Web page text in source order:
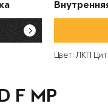
Цвет: ЛКП
F MP